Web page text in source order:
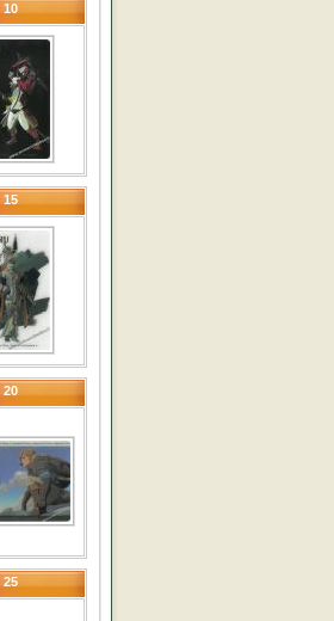
10
15
20
25